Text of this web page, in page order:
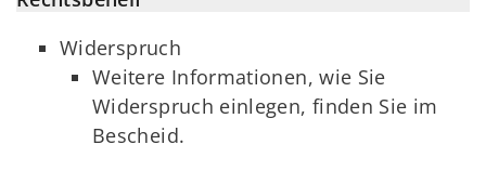
Widerspruch
Weitere Informationen, wie Sie
Widerspruch einlegen, finden Sie im
Bescheid.